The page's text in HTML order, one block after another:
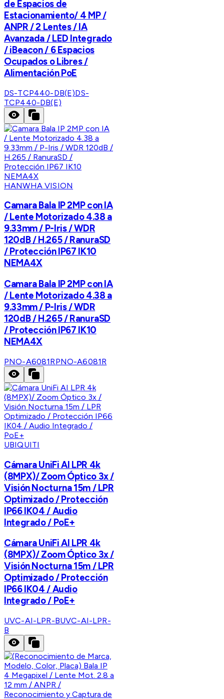
de Espacios de
Estacionamiento/ 4 MP /
ANPR / 2 Lentes / IA
Avanzada / LED Integrado
/ iBeacon / 6 Espacios
Ocupados o Libres /
Alimentación PoE
DS-TCP440-DB(E)DS-
TCP440-DB(E)
HANWHA VISION
Camara Bala IP 2MP con IA
/ Lente Motorizado 4.38 a
9.33mm / P-Iris / WDR
120dB / H.265 / RanuraSD
/ Protección IP67 IK10
NEMA4X
Camara Bala IP 2MP con IA
/ Lente Motorizado 4.38 a
9.33mm / P-Iris / WDR
120dB / H.265 / RanuraSD
/ Protección IP67 IK10
NEMA4X
PNO-A6081RPNO-A6081R
UBIQUITI
Cámara UniFi AI LPR 4k
(8MPX)/ Zoom Óptico 3x /
Visión Nocturna 15m / LPR
Optimizado / Protección
IP66 IK04 / Audio
Integrado / PoE+
Cámara UniFi AI LPR 4k
(8MPX)/ Zoom Óptico 3x /
Visión Nocturna 15m / LPR
Optimizado / Protección
IP66 IK04 / Audio
Integrado / PoE+
UVC-AI-LPR-BUVC-AI-LPR-
B